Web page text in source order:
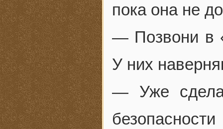
пока она не
— Позвони в
У них
— Уже